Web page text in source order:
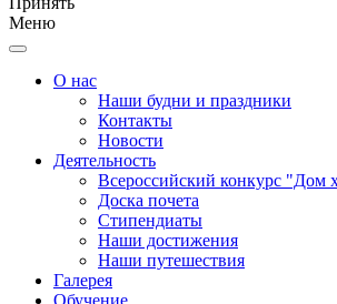
Меню
О нас
Наши будни и праздники
Контакты
Новости
Деятельность
Всероссийский конкурс "Дом
Доска почета
Стипендиаты
Наши достижения
Наши путешествия
Галерея